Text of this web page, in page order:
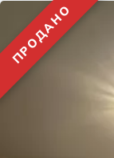
ПРОДАНО